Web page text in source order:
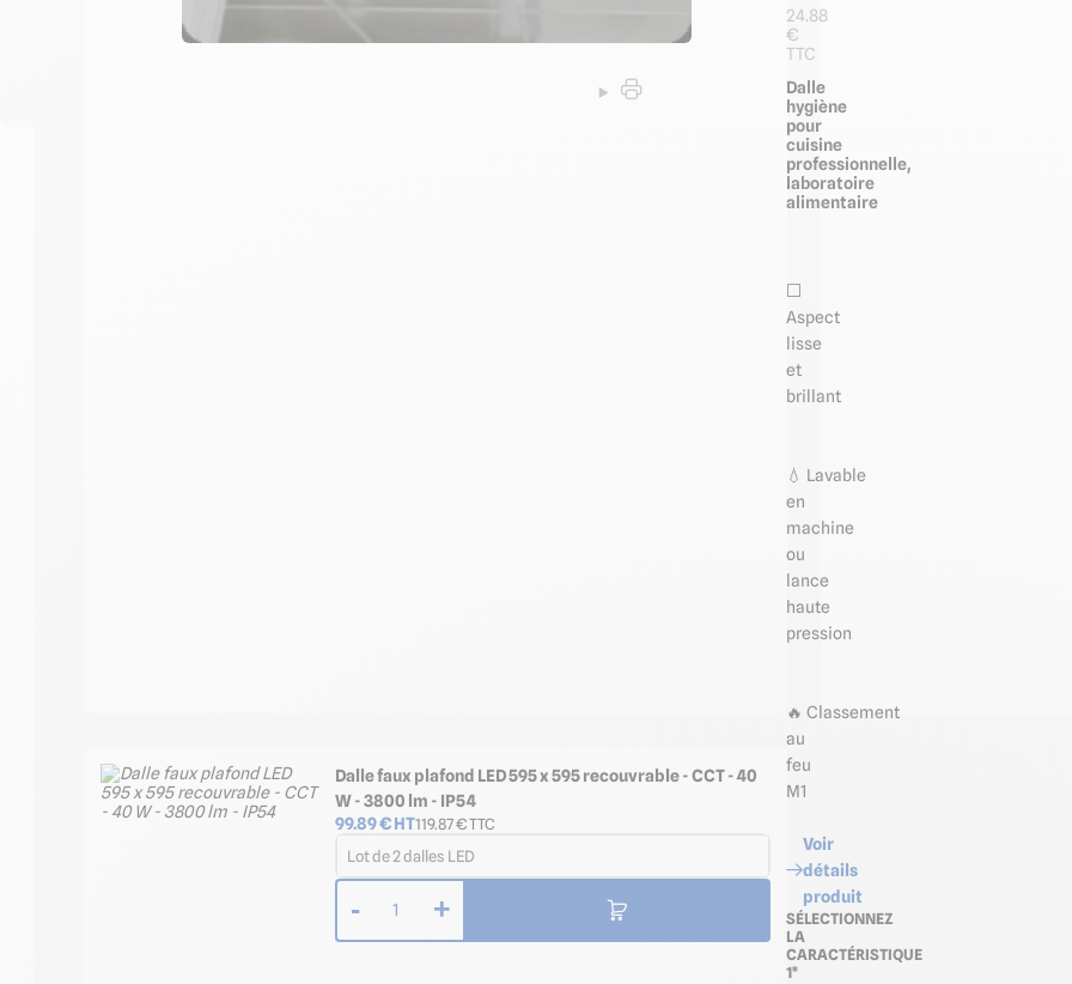
24.88
€
TTC
Dalle
hygiène
pour
cuisine
professionnelle,
laboratoire
alimentaire
⬜️
Aspect
lisse
et
brillant
💧 Lavable
en
machine
ou
lance
haute
pression
🔥 Classement
au
feu
M1
Voir
détails
produit
SÉLECTIONNEZ
LA
CARACTÉRISTIQUE
1*
Dalle faux plafond LED 595 x 595 recouvrable - CCT - 40
W - 3800 lm - IP54
99.89€ HT119.87€ TTC
Lot de 2 dalles LED
- 1 +